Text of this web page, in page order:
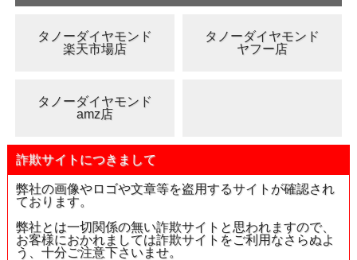
タノーダイヤモンド
楽天市場店
タノーダイヤモンド
ヤフー店
タノーダイヤモンド
amz店
詐欺サイトにつきまして
弊社の画像やロゴや文章等を盗用するサイトが確認され
ております。
弊社とは一切関係の無い詐欺サイトと思われますので、
お客様におかれましては詐欺サイトをご利用なさらぬよ
う、十分ご注意下さいませ。